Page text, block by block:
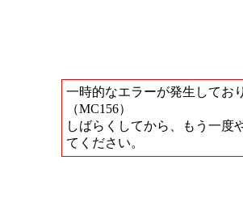
一時的なエラーが発生してお
（MC156）
しばらくしてから、もう一度
てください。